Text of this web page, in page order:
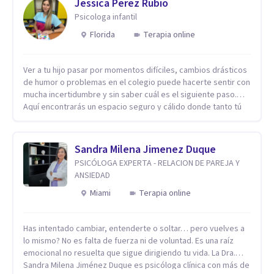
Jessica Perez Rubio
Psicologa infantil
Florida
Terapia online
Ver a tu hijo pasar por momentos difíciles, cambios drásticos
de humor o problemas en el colegio puede hacerte sentir con
mucha incertidumbre y sin saber cuál es el siguiente paso.
Aquí encontrarás un espacio seguro y cálido donde tanto tú
casa. Me especializo en guiar a familias a través de
herramientas prácticas y dinámicas adaptadas a la edad de
cada menor, dejando de lado las etiquetas y los tecnicismos.
Mi forma de trabajar se centra en entender las emociones
que hay detrás del comportamiento, ayudándoles a
niños y adolescentes que están lidiando con la ansiedad, la
timidez, la rebeldía o dificultades escolares, así como a
padres que buscan orientación y pautas claras para educar
sin perder la paciencia ni el control. Si estás listo para dar el
Sandra Milena Jimenez Duque
PSICÓLOGA EXPERTA - RELACION DE PAREJA Y
ANSIEDAD
Miami
Terapia online
Has intentado cambiar, entenderte o soltar… pero vuelves a
lo mismo? No es falta de fuerza ni de voluntad. Es una raíz
emocional no resuelta que sigue dirigiendo tu vida. La Dra.
Sandra Milena Jiménez Duque es psicóloga clínica con más de